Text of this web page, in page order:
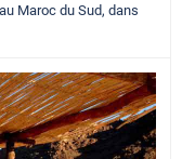
Maroc du Sud, dans